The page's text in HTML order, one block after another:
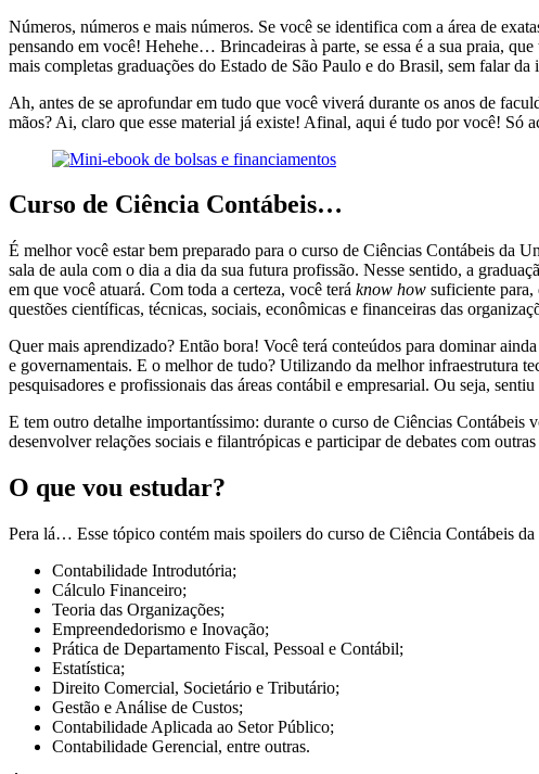
Números, números e mais números. Se você se identifica com a área de
pensando em você! Hehehe… Brincadeiras à parte, se essa é a sua praia,
mais completas graduações do Estado de São Paulo e do Brasil, sem falar
Ah, antes de se aprofundar em tudo que você viverá durante os anos de
mãos? Ai, claro que esse material já existe! Afinal, aqui é tudo por você! Só
Curso de Ciência Contábeis…
É melhor você estar bem preparado para o curso de Ciências Contábeis da
sala de aula com o dia a dia da sua futura profissão. Nesse sentido, a
em que você atuará. Com toda a certeza, você terá know how suficiente para,
questões científicas, técnicas, sociais, econômicas e financeiras das
Quer mais aprendizado? Então bora! Você terá conteúdos para dominar
e governamentais. E o melhor de tudo? Utilizando da melhor infraestrutura
pesquisadores e profissionais das áreas contábil e empresarial. Ou seja,
E tem outro detalhe importantíssimo: durante o curso de Ciências
desenvolver relações sociais e filantrópicas e participar de debates com
O que vou estudar?
Pera lá… Esse tópico contém mais spoilers do curso de Ciência Contábeis
Contabilidade Introdutória;
Cálculo Financeiro;
Teoria das Organizações;
Empreendedorismo e Inovação;
Prática de Departamento Fiscal, Pessoal e Contábil;
Estatística;
Direito Comercial, Societário e Tributário;
Gestão e Análise de Custos;
Contabilidade Aplicada ao Setor Público;
Contabilidade Gerencial, entre outras.